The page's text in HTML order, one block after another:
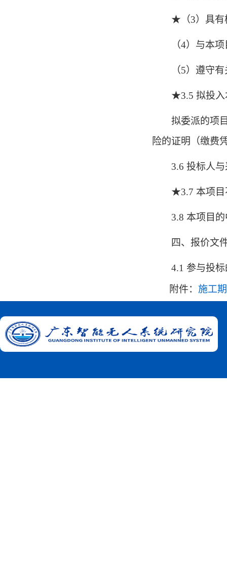
★（3）具有
（4）与本
（5）遵守
★3.5 拟投入
拟委派的项
险的证明（缴费
3.6 投标人
★3.7 本项
3.8 本项目
四、报价文
4.1 参与投
附件： 施工